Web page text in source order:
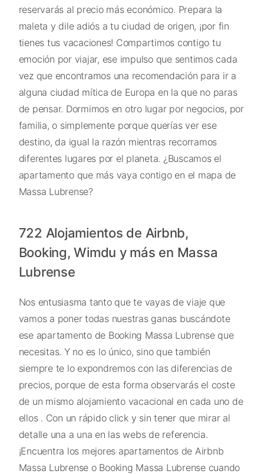
reservarás al precio más económico. Prepara la
maleta y dile adiós a tu ciudad de origen, ¡por fin
tienes tus vacaciones! Compartimos contigo tu
emoción por viajar, ese impulso que sentimos cada
vez que encontramos una recomendación para ir a
alguna ciudad mítica de Europa en la que no paras
de pensar. Dormimos en otro lugar por negocios, por
familia, o simplemente porque querías ver ese
destino, da igual la razón mientras recorramos
diferentes lugares por el planeta. ¿Buscamos el
apartamento que más vaya contigo en el mapa de
Massa Lubrense?
722 Alojamientos de Airbnb,
Booking, Wimdu y más en Massa
Lubrense
Nos entusiasma tanto que te vayas de viaje que
vamos a poner todas nuestras ganas buscándote
ese apartamento de Booking Massa Lubrense que
necesitas. Y no es lo único, sino que también
siempre te lo expondremos con las diferencias de
precios, porque de esta forma observarás el coste
de un mismo alojamiento vacacional en cada uno de
ellos . Con un rápido click y sin tener que mirar al
detalle una a una en las webs de referencia.
¡Encuentra los mejores apartamentos de Airbnb
Massa Lubrense o Booking Massa Lubrense cuando